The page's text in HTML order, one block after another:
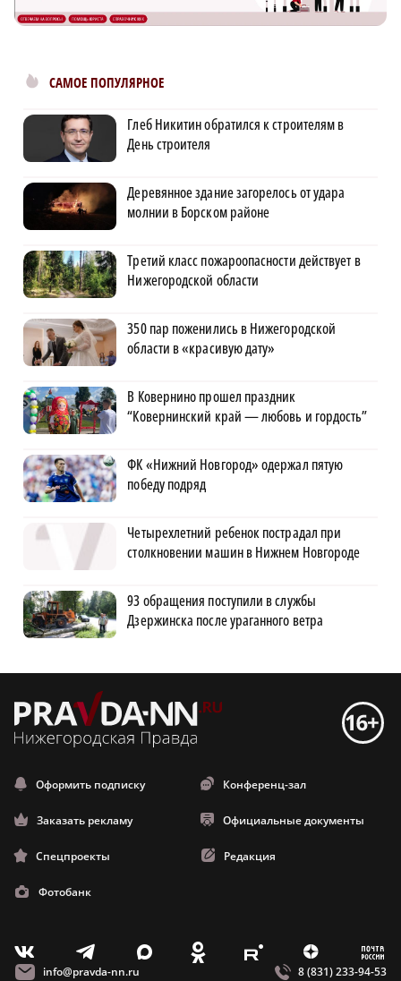
САМОЕ ПОПУЛЯРНОЕ
Глеб Никитин обратился к строителям в
День строителя
Деревянное здание загорелось от удара
молнии в Борском районе
Третий класс пожароопасности действует в
Нижегородской области
350 пар поженились в Нижегородской
области в «красивую дату»
В Ковернино прошел праздник
“Ковернинский край — любовь и гордость”
ФК «Нижний Новгород» одержал пятую
победу подряд
Четырехлетний ребенок пострадал при
столкновении машин в Нижнем Новгороде
93 обращения поступили в службы
Дзержинска после ураганного ветра
Оформить подписку Конференц-зал
Заказать рекламу Официальные документы
Спецпроекты Редакция
Фотобанк
V T X O E Z m
info@pravda-nn.ru 8 (831) 233-94-53